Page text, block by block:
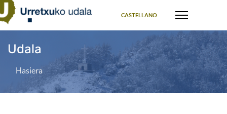
CASTELLANO
Udala
Hasiera